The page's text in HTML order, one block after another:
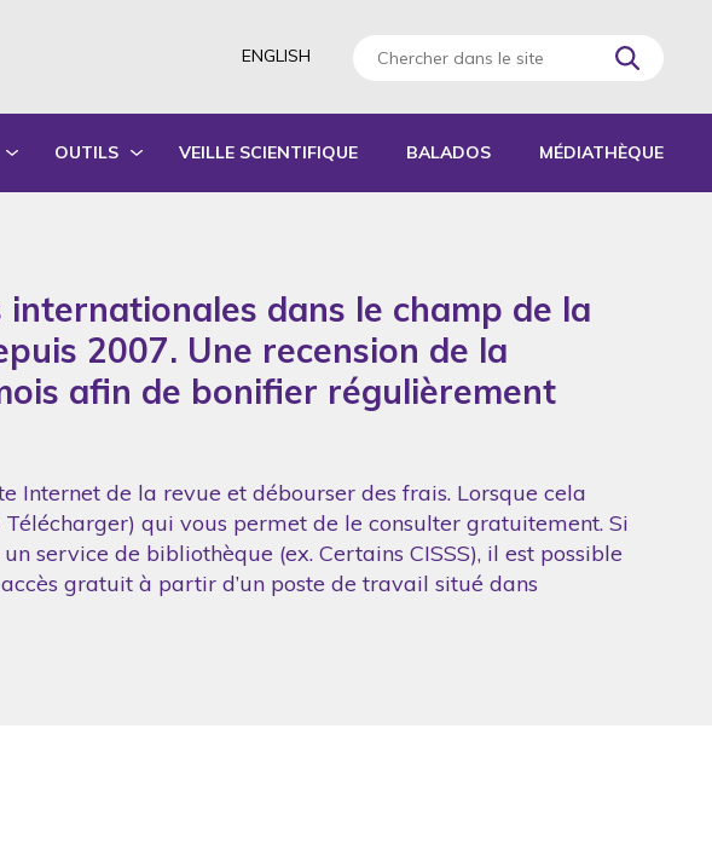
ENGLISH
RAPPORTS ANNUELS D’ACTIVITÉS
OUTILS
FORMATIONS
VEILLE SCIENTIFIQUE BALADOS MÉDIATHÈQUE
dans le champ de la
2007. Une recension de la
afin de bonifier régulièrement
Internet de la revue et débourser des frais. Lorsque cela
qui vous permet de le consulter gratuitement. Si
service de bibliothèque (ex. Certains CISSS), il est possible
gratuit à partir d’un poste de travail situé dans